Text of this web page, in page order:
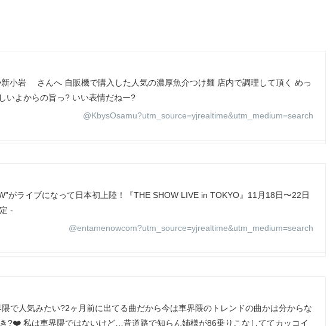
小岩 さんへ 自販機で購入した人気の濃厚魚介つけ麺 店内で調理して頂く めっ
いよからの旨っ? いい表情だねー?
@KbysOsamu?utm_source=yjrealtime&utm_medium=search
がライブになって日本初上陸！『THE SHOW LIVE in TOKYO』11月18日〜22日
-
@entamenowcom?utm_source=yjrealtime&utm_medium=search
で人気みたい?2ヶ月前に出てる曲だから今は車界隈のトレンドの曲かは分からな
?❤️ 私は車界隈ではないけど…昔道路で知らん姉様が86乗りこなしててカッコイ